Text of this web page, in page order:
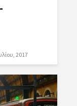
2017